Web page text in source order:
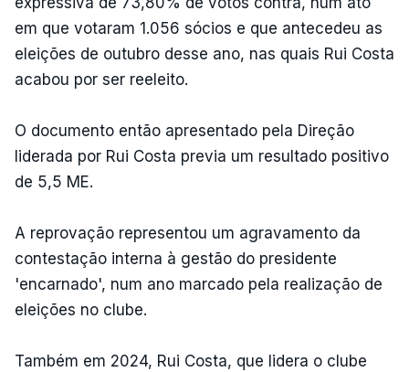
em que votaram 1.056 sócios e que antecedeu as
eleições de outubro desse ano, nas quais Rui Costa
acabou por ser reeleito.
O documento então apresentado pela Direção
liderada por Rui Costa previa um resultado positivo
de 5,5 ME.
A reprovação representou um agravamento da
contestação interna à gestão do presidente
'encarnado', num ano marcado pela realização de
eleições no clube.
Também em 2024, Rui Costa, que lidera o clube